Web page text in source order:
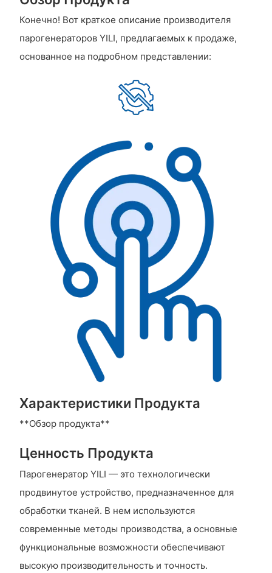
Конечно! Вот краткое описание производителя
парогенераторов YILI, предлагаемых к продаже,
основанное на подробном представлении:
Характеристики Продукта
**Обзор продукта**
Ценность Продукта
Парогенератор YILI — это технологически
продвинутое устройство, предназначенное для
обработки тканей. В нем используются
современные методы производства, а основные
функциональные возможности обеспечивают
высокую производительность и точность.